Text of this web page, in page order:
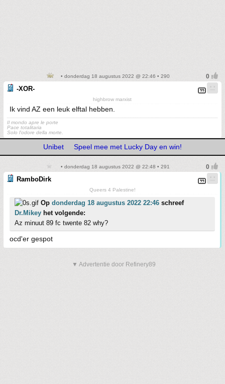
• donderdag 18 augustus 2022 @ 22:46 • 290
-XOR-
highbrow marxist
Ik vind AZ een leuk elftal hebben.
Il mondo apre le porte
Pace totalitaria
Solo l'odore della morte.
Unibet Speel mee met Lucky Day en win!
• donderdag 18 augustus 2022 @ 22:48 • 291
RamboDirk
Queers 4 Palestine!
Op donderdag 18 augustus 2022 22:46 schreef
Dr.Mikey het volgende:
Az minuut 89 fc twente 82 why?
ocd'er gespot
▼ Advertentie door Refinery89